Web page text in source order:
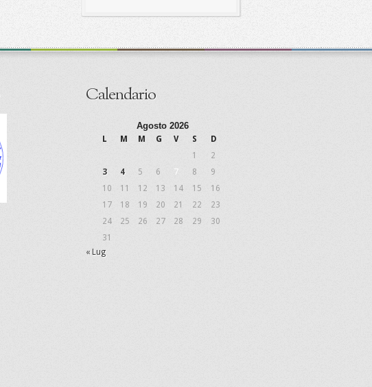
Calendario
Agosto 2026
L M M G V S
D
1
2
3
4 5 6 7 8
9
10
11 12 13 14 15
16
17
18 19 20 21 22
23
24
25 26 27 28 29
30
31
« Lug